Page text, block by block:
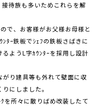
待族も多いためこれらを解
で、お客様がお父様お母様と
ﾀｰ鉄板でｼｪﾌの鉄板さばきに
ようL字ｶｳﾝﾀｰを採用し設計
り建具等も外れて壁面に収
にしました。
を所々に散りばめ改装したて